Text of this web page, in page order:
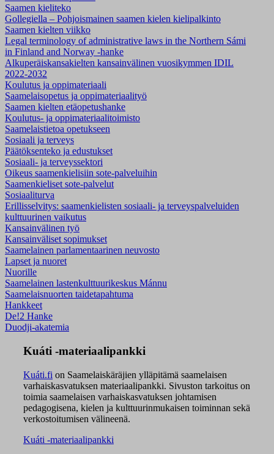
Saamen kieliteko
Gollegiella – Pohjoismainen saamen kielen kielipalkinto
Saamen kielten viikko
Legal terminology of administrative laws in the Northern Sámi
in Finland and Norway -hanke
Alkuperäiskansakielten kansainvälinen vuosikymmen IDIL
2022-2032
Koulutus ja oppimateriaali
Saamelaisopetus ja oppimateriaalityö
Saamen kielten etäopetushanke
Koulutus- ja oppimateriaalitoimisto
Saamelaistietoa opetukseen
Sosiaali ja terveys
Päätöksenteko ja edustukset
Sosiaali- ja terveyssektori
Oikeus saamenkielisiin sote-palveluihin
Saamenkieliset sote-palvelut
Sosiaaliturva
Erillisselvitys: saamenkielisten sosiaali- ja terveyspalveluiden
kulttuurinen vaikutus
Kansainvälinen työ
Kansainväliset sopimukset
Saamelainen parlamentaarinen neuvosto
Lapset ja nuoret
Nuorille
Saamelainen lastenkulttuurikeskus Mánnu
Saamelaisnuorten taidetapahtuma
Hankkeet
De!2 Hanke
Duodji-akatemia
Kuáti -materiaalipankki
Kuáti.fi on Saamelaiskäräjien ylläpitämä saamelaisen
varhaiskasvatuksen materiaalipankki. Sivuston tarkoitus on
toimia saamelaisen varhaiskasvatuksen johtamisen
pedagogisena, kielen ja kulttuurinmukaisen toiminnan sekä
verkostoitumisen välineenä.
Kuáti -materiaalipankki